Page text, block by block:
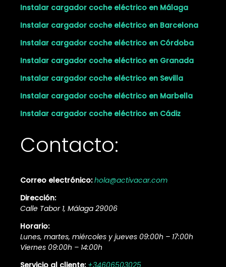
Instalar cargador coche eléctrico en Málaga
Instalar cargador coche eléctrico en Barcelona
Instalar cargador coche eléctrico en Córdoba
Instalar cargador coche eléctrico en Granada
Instalar cargador coche eléctrico en Sevilla
Instalar cargador coche eléctrico en Marbella
Instalar cargador coche eléctrico en Cádiz
Contacto:
Correo electrónico: hola@activacar.com
Dirección:
Calle Tabor 1, Málaga 29006
Horario:
Lunes, martes, miércoles y jueves 09:00h – 17:00h
Viernes 09:00h – 14:00h